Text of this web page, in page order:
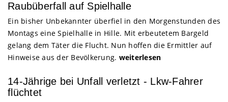
Raubüberfall auf Spielhalle
Ein bisher Unbekannter überfiel in den Morgenstunden des
Montags eine Spielhalle in Hille. Mit erbeutetem Bargeld
gelang dem Täter die Flucht. Nun hoffen die Ermittler auf
Hinweise aus der Bevölkerung. weiterlesen
14-Jährige bei Unfall verletzt - Lkw-Fahrer
flüchtet